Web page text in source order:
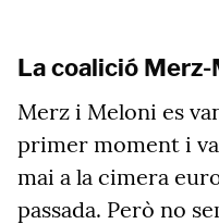
La coalició
Merz i Meloni es
primer moment i
mai a la cimera
passada. Però no